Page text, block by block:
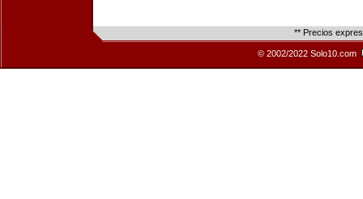
** Precios
© 2002/2022 Solo10.com